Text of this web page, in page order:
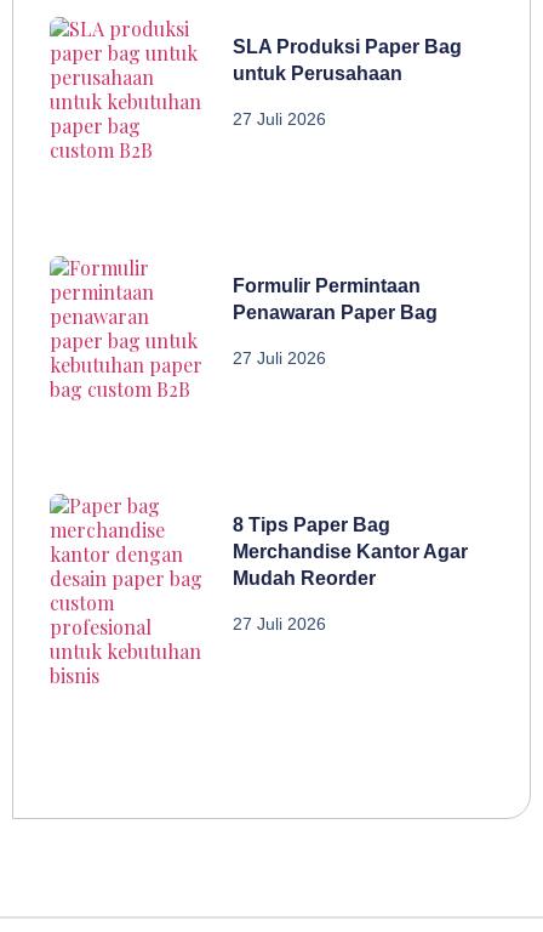
SLA Produksi Paper Bag
untuk Perusahaan
27 Juli 2026
Formulir Permintaan
Penawaran Paper Bag
27 Juli 2026
8 Tips Paper Bag
Merchandise Kantor Agar
Mudah Reorder
27 Juli 2026